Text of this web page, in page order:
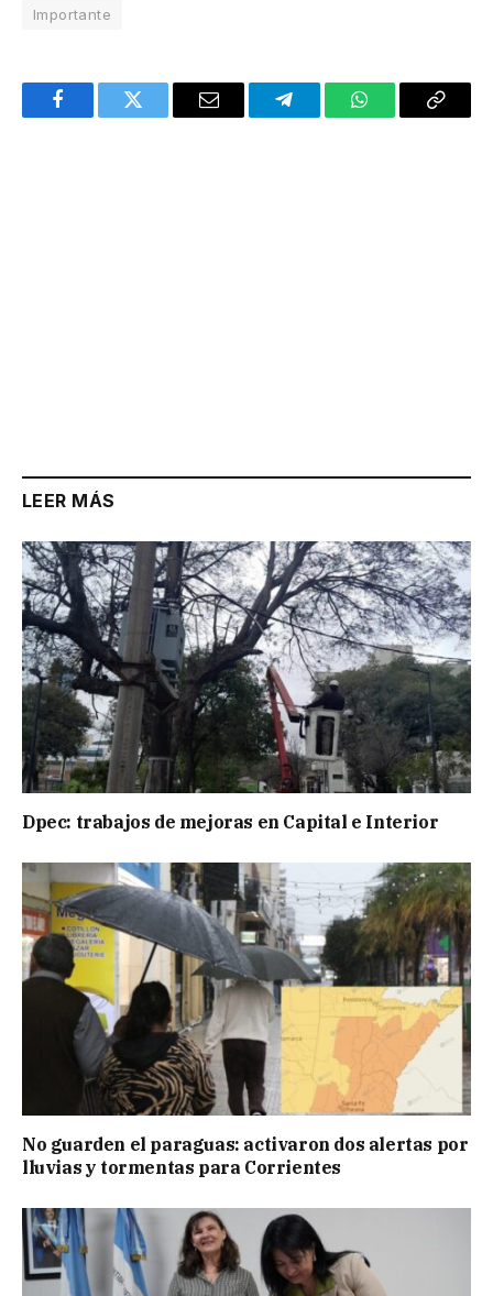
Importante
FacebookTwitter Email TelegramWhatsAppCopy
LEER MÁS
Dpec: trabajos de mejoras en Capital e Interior
No guarden el paraguas: activaron dos alertas por
lluvias y tormentas para Corrientes